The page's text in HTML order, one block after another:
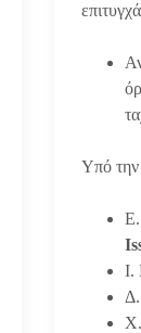
Υπό την